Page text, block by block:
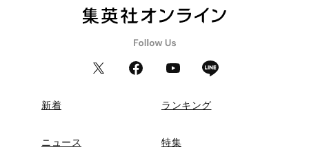
新着 ランキング
ニュース 特集